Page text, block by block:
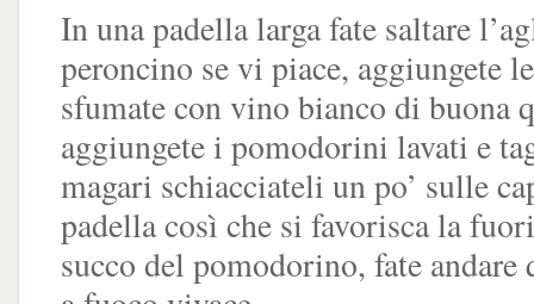
In una padella larga fate saltare
peroncino se vi piace, aggiungete
sfumate con vino bianco di buona
aggiungete i pomodorini lavati e
magari schiacciateli un po’ sulle
padella così che si favorisca la
succo del pomodorino, fate